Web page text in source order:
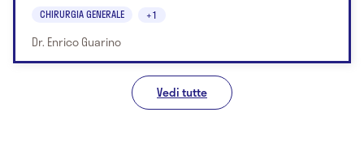
CHIRURGIA GENERALE +1
Dr. Enrico Guarino
Vedi tutte